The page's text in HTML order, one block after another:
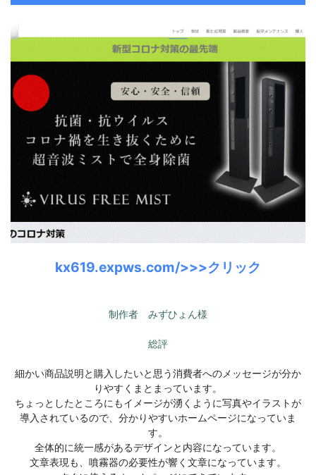
kx619.expws.com/>>>クリック
制作者 みずひょん様
総評
細かい商品説明と購入したいと思う消費者へのメッセージが分か
りやすくまとまっています。
ちょっとしたところにもイメージが湧くように写真やイラストが
導入されているので、分かりやすいホームページになっていま
す。
全体的に統一感があるデザインと内容になっています。
文章表現も、噴霧器の必要性が響く文章になっています。